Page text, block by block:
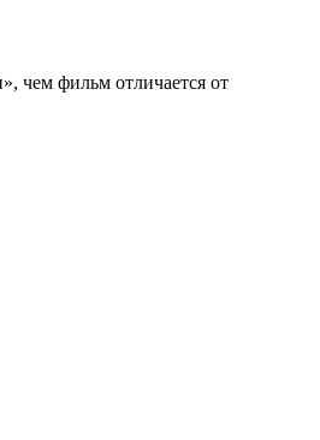
чем фильм отличается от